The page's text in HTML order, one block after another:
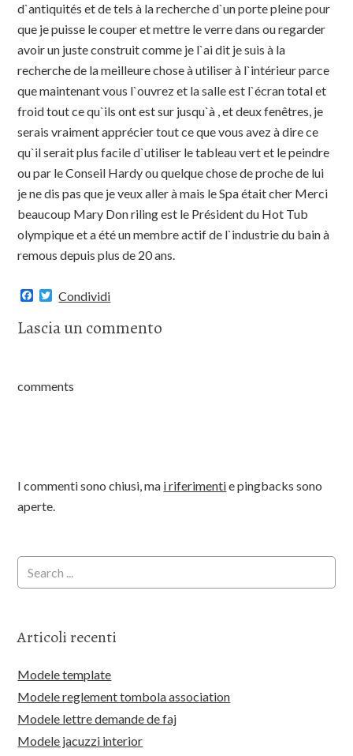
d`antiquités et de tels à la recherche d`un porte pleine pour
que je puisse le couper et mettre le verre dans ou regarder
avoir un juste construit comme je l`ai dit je suis à la
recherche de la meilleure chose à utiliser à l`intérieur parce
que maintenant vous l`ouvrez et la salle est l`écran total et
froid tout ce qu`ils ont est sur jusqu`à , et deux fenêtres, je
serais vraiment apprécier tout ce que vous avez à dire ce
qu`il serait plus facile d`utiliser le tableau vert et le peindre
ou par le Conseil Hardy ou quelque chose de proche de lui
je ne dis pas que je veux aller à mais le Spa était cher Merci
beaucoup Mary Don riling est le Président du Hot Tub
olympique et a été un membre actif de l`industrie du bain à
remous depuis plus de 20 ans.
F
e
k
T
w
t
Condividi
Lascia un commento
comments
I commenti sono chiusi, ma i riferimentie pingbacks sono
aperte.
Articoli recenti
Modele template
Modele reglement tombola association
Modele lettre demande de faj
Modele jacuzzi interior